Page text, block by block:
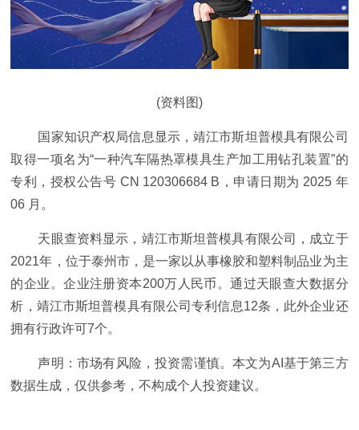
(资料图)
国家知识产权局信息显示，靖江市斯坦普模具有限公司
取得一项名为“一种汽车隔热罩模具生产加工用钻孔装置”的
专利，授权公告号 CN 120306684 B，申请日期为 2025 年
06 月。
天眼查资料显示，靖江市斯坦普模具有限公司，成立于
2021年，位于泰州市，是一家以从事橡胶和塑料制品业为主
的企业。企业注册资本200万人民币。通过天眼查大数据分
析，靖江市斯坦普模具有限公司专利信息12条，此外企业还
拥有行政许可7个。
声明：市场有风险，投资需谨慎。本文为AI基于第三方
数据生成，仅供参考，不构成个人投资建议。